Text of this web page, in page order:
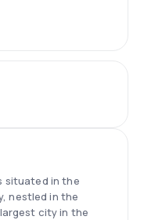
situated in the
nestled in the
city in the